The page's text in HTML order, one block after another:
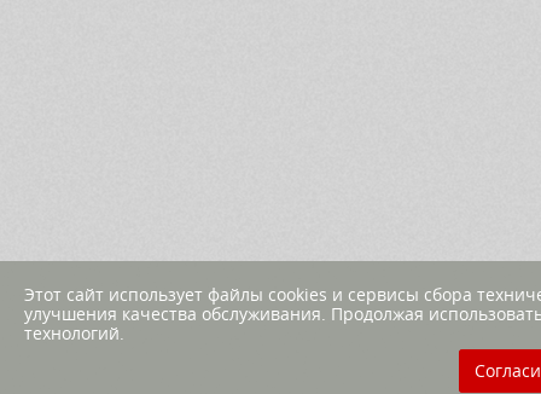
Этот сайт использует файлы cookies и сервисы сбора
улучшения качества обслуживания. Продолжая
технологий.